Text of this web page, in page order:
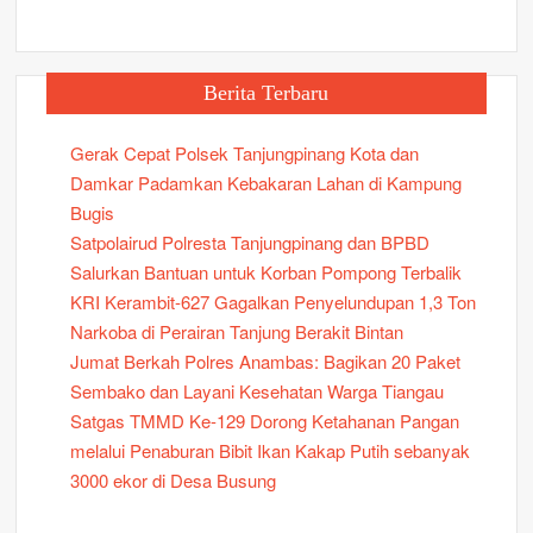
Berita Terbaru
Gerak Cepat Polsek Tanjungpinang Kota dan
Damkar Padamkan Kebakaran Lahan di Kampung
Bugis
Satpolairud Polresta Tanjungpinang dan BPBD
Salurkan Bantuan untuk Korban Pompong Terbalik
KRI Kerambit-627 Gagalkan Penyelundupan 1,3 Ton
Narkoba di Perairan Tanjung Berakit Bintan
Jumat Berkah Polres Anambas: Bagikan 20 Paket
Sembako dan Layani Kesehatan Warga Tiangau
Satgas TMMD Ke-129 Dorong Ketahanan Pangan
melalui Penaburan Bibit Ikan Kakap Putih sebanyak
3000 ekor di Desa Busung